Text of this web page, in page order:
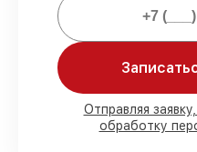
80%работ с
имеются в
поставляются
Качественные
Отправляя
обработку